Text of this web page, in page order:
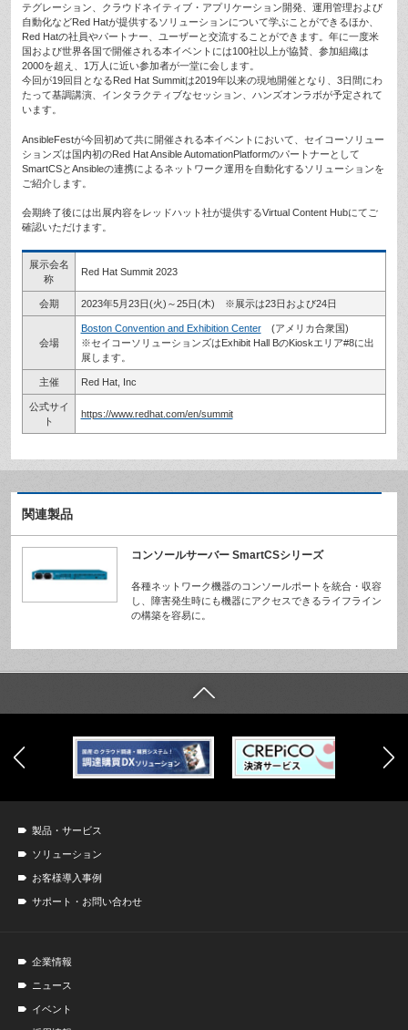
テグレーション、クラウドネイティブ・アプリケーション開発、運用管理および
自動化などRed Hatが提供するソリューションについて学ぶことができるほか、
Red Hatの社員やパートナー、ユーザーと交流することができます。年に一度米
国および世界各国で開催される本イベントには100社以上が協賛、参加組織は
2000を超え、1万人に近い参加者が一堂に会します。
今回が19回目となるRed Hat Summitは2019年以来の現地開催となり、3日間にわ
たって基調講演、インタラクティブなセッション、ハンズオンラボが予定されて
います。
AnsibleFestが今回初めて共に開催される本イベントにおいて、セイコーソリュー
ションズは国内初のRed Hat Ansible AutomationPlatformのパートナーとして
SmartCSとAnsibleの連携によるネットワーク運用を自動化するソリューションを
ご紹介します。
会期終了後には出展内容をレッドハット社が提供するVirtual Content Hubにてご
確認いただけます。
展示会名
称
Red Hat Summit 2023
会期 2023年5月23日(火)～25日(木) ※展示は23日および24日
会場
Boston Convention and Exhibition Center(アメリカ合衆国)
※セイコーソリューションズはExhibit Hall BのKioskエリア#8に出
展します。
主催 Red Hat, Inc
公式サイ
ト
https://www.redhat.com/en/summit
関連製品
コンソールサーバー SmartCSシリーズ
各種ネットワーク機器のコンソールポートを統合・収容
し、障害発生時にも機器にアクセスできるライフライン
の構築を容易に。
製品・サービス
ソリューション
お客様導入事例
サポート・お問い合わせ
企業情報
ニュース
イベント